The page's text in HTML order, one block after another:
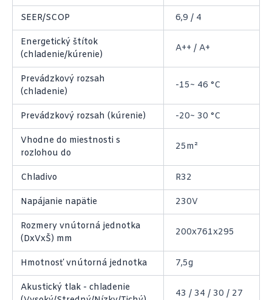
SEER/SCOP 6,9 / 4
Energetický štítok
(chladenie/kúrenie)
A++ / A+
Prevádzkový rozsah
(chladenie)
-15~ 46 °C
Prevádzkový rozsah (kúrenie) -20~ 30 °C
Vhodne do miestnosti s
rozlohou do
25m²
Chladivo R32
Napájanie napätie 230V
Rozmery vnútorná jednotka
(DxVxŠ) mm
200x761x295
Hmotnosť vnútorná jednotka 7,5g
Akustický tlak - chladenie
43 / 34 / 30 / 27